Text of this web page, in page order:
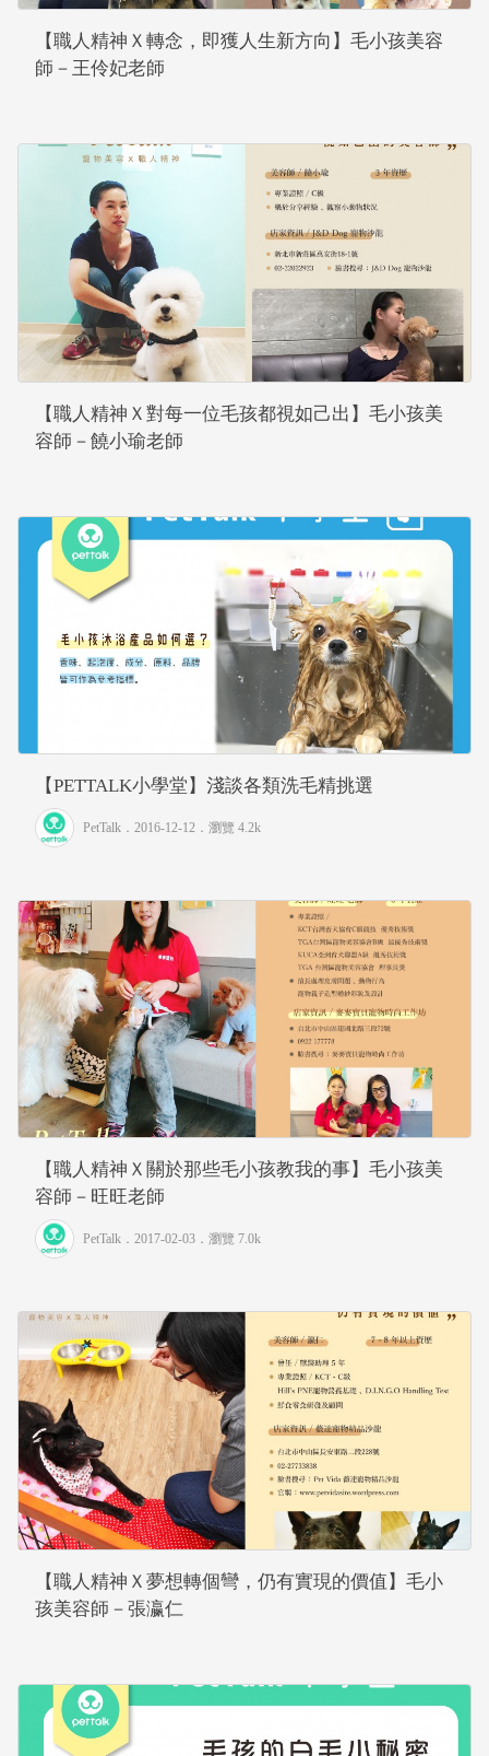
【職人精神Ｘ轉念，即獲人生新方向】毛小孩美容
師－王伶妃老師
【職人精神Ｘ對每一位毛孩都視如己出】毛小孩美
容師－饒小瑜老師
【PETTALK小學堂】淺談各類洗毛精挑選
PetTalk ．2016-12-12． 瀏覽 4.2k
【職人精神Ｘ關於那些毛小孩教我的事】毛小孩美
容師－旺旺老師
PetTalk ．2017-02-03． 瀏覽 7.0k
【職人精神Ｘ夢想轉個彎，仍有實現的價值】毛小
孩美容師－張瀛仁